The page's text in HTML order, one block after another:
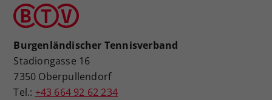
Burgenländischer Tennisverband
Stadiongasse 16
7350 Oberpullendorf
Tel.: +43 664 92 62 234